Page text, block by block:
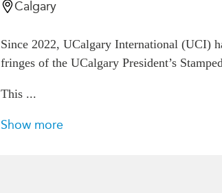
Calgary
Since 2022, UCalgary International (UCI)
fringes of the UCalgary President’s
This ...
Show more